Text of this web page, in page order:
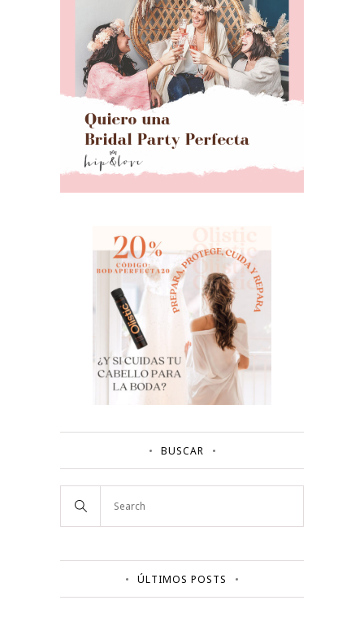
BUSCAR
ÚLTIMOS POSTS